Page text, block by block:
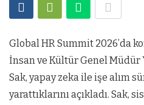
Global HR Summit 2026’da
İnsan ve Kültür Genel Müdür
Sak, yapay zeka ile işe alım
yarattıklarını açıkladı. Sak,